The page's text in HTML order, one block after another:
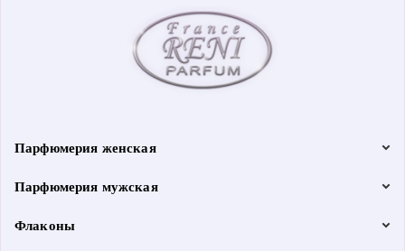
Парфюмерия женская
Парфюмерия мужская
Флаконы